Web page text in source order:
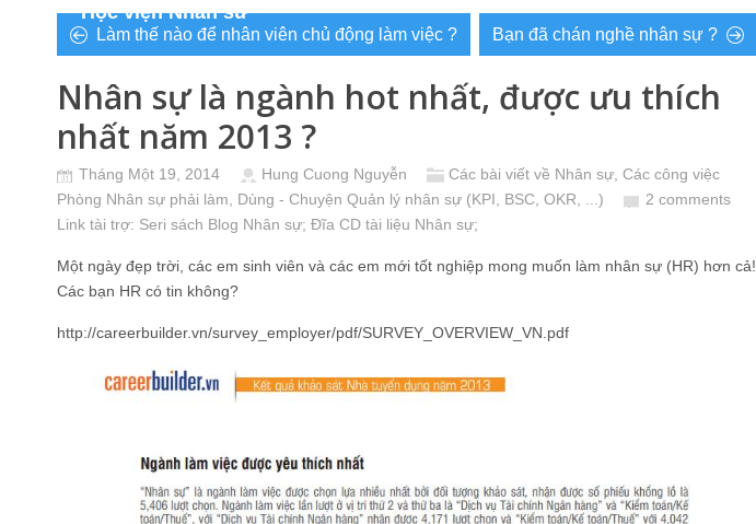
Học viện Nhân sư
Làm thế nào để nhân viên chủ động làm việc ? Bạn đã chán nghề nhân sự ?
Nhân sự là ngành hot nhất, được ưu thích
nhất năm 2013 ?
Tháng Một 19, 2014 Hung Cuong Nguyễn Các bài viết về Nhân sự Các công việc
Phòng Nhân sự phải làm
Dùng - Chuyện Quản lý nhân sự (KPI, BSC, OKR, ...)
2 comments
Link tài trợ: Seri sách Blog Nhân sự; Đĩa CD tài liệu Nhân sự;
Một ngày đẹp trời, các em sinh viên và các em mới tốt nghiệp mong muốn làm nhân sự (HR) hơn cả!
Các bạn HR có tin không?
http://careerbuilder.vn/survey_employer/pdf/SURVEY_OVERVIEW_VN.pdf